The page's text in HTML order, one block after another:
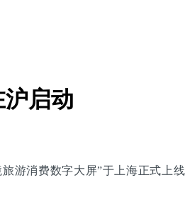
启动
消费数字大屏”于上海正式上